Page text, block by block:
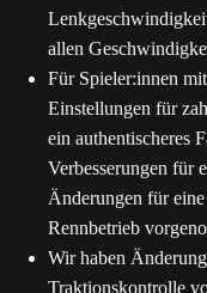
allen
Für Spieler:innen
Einstellungen für
ein authentischeres
Verbesserungen für
Änderungen für
Rennbetrieb
Wir haben
Traktionskontrolle